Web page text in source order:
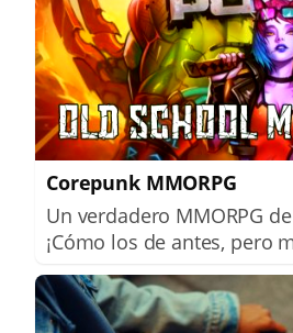
Corepunk MMORPG
Un verdadero MMORPG
¡Cómo los de antes, pero